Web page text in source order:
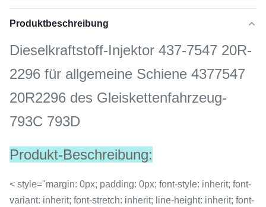
Produktbeschreibung
Dieselkraftstoff-Injektor 437-7547 20R-
2296 für allgemeine Schiene 4377547
20R2296 des Gleiskettenfahrzeug-
793C 793D
Produkt-Beschreibung:
< style="margin: 0px; padding: 0px; font-style: inherit; font-
variant: inherit; font-stretch: inherit; line-height: inherit; font-